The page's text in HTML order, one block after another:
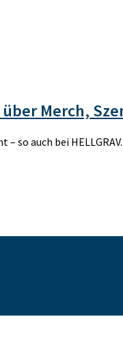
über Merch,
auch bei